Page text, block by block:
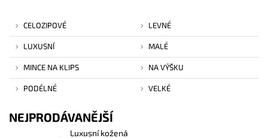
CELOZIPOVÉ LEVNÉ
LUXUSNÍ MALÉ
MINCE NA KLIPS NA VÝŠKU
PODÉLNÉ VELKÉ
NEJPRODÁVANĚJŠÍ
Luxusní kožená